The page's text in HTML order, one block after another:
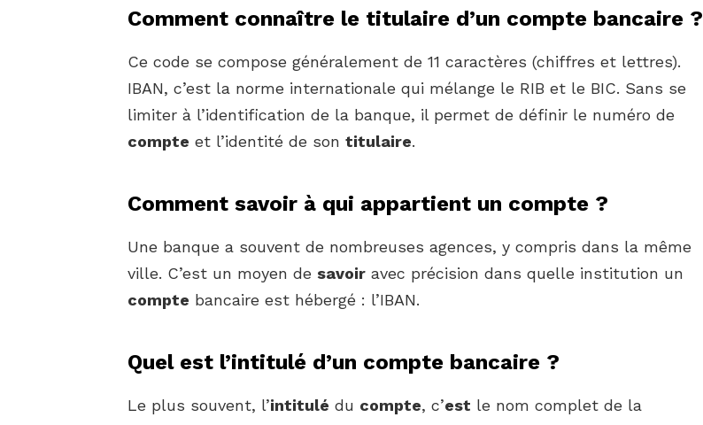
Comment connaître le titulaire d’un compte bancaire ?
Ce code se compose généralement de 11 caractères (chiffres et lettres).
IBAN, c’est la norme internationale qui mélange le RIB et le BIC. Sans se
limiter à l’identification de la banque, il permet de définir le numéro de
compte et l’identité de son titulaire.
Comment savoir à qui appartient un compte ?
Une banque a souvent de nombreuses agences, y compris dans la même
ville. C’est un moyen de savoir avec précision dans quelle institution un
compte bancaire est hébergé : l’IBAN.
Quel est l’intitulé d’un compte bancaire ?
Le plus souvent, l’intitulé du compte, c’est le nom complet de la